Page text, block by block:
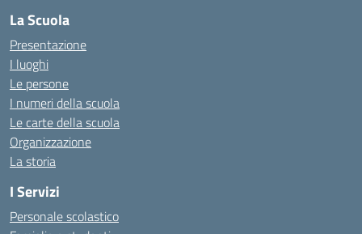
La Scuola
Presentazione
I luoghi
Le persone
I numeri della scuola
Le carte della scuola
Organizzazione
La storia
I Servizi
Personale scolastico